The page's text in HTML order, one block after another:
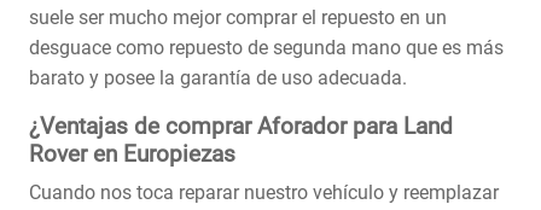
suele ser mucho mejor comprar el repuesto en un
desguace como repuesto de segunda mano que es más
barato y posee la garantía de uso adecuada.
¿Ventajas de comprar Aforador para Land
Rover en Europiezas
Cuando nos toca reparar nuestro vehículo y reemplazar